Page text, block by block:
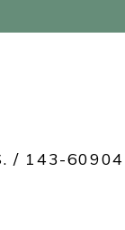
/ 143-